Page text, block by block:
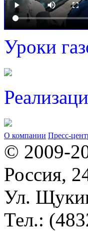
Уроки
О компании Пресс-
© 2009-
Россия,
Ул.
Тел.: